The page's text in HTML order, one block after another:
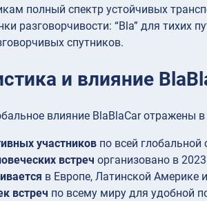
полный спектр устойчивых
разговорчивости: “Bla” для тихих
спутников.
и влияние
влияние BlaBlaCar отражены
участников по всей глобальной
встреч организовано в
в Европе, Латинской Америке
встреч по всему миру для удобной